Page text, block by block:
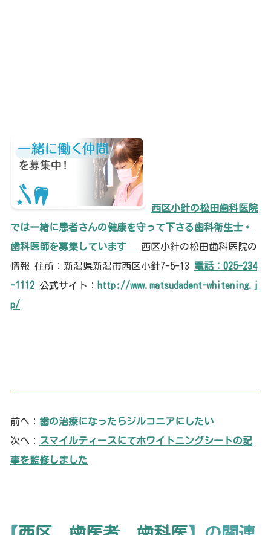
西区小針の松田歯科医院
では一緒に患者さんの健康を守って下さる歯科衛生士・
歯科医師を募集しています
西区小針の松田歯科医院の
情報 住所：新潟県新潟市西区小針7-5-13 電話：025-234
-1112 公式サイト： http://www.matsudadent-whitening.j
p/
前へ： 歯の治療になったらジルコニアにしたい
次へ： スマイルティースにてホワイトニングシートの記
事を監修しました